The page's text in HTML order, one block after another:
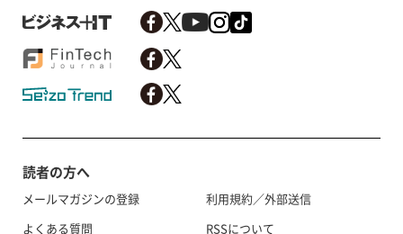
読者の方へ
メールマガジンの登録
よくある質問
利用規約／外部送信
RSSについて